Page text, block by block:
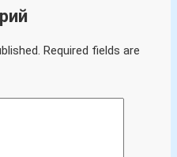
Required fields are